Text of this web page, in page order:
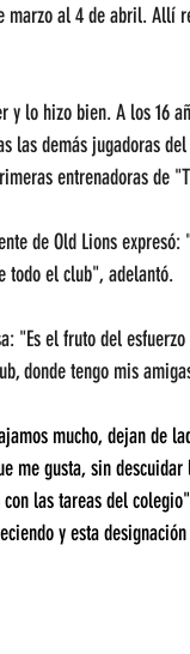
marzo al 4 de abril. Allí
y lo hizo bien. A los 16
las demás jugadoras
entrenadoras de
de Old Lions
todo el club", adelantó.
"Es el fruto del
donde tengo mis
mucho, dejan de
me gusta, sin
las tareas del
y esta